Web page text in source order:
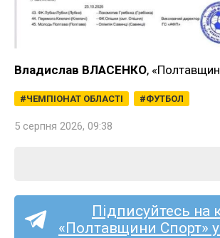
Владислав ВЛАСЕНКО,
ЧЕМПІОНАТ ОБЛАСТІ ФУТБОЛ
5 серпня 2026, 09:38
Підписуйтесь на
«Полтавщини Спорт»